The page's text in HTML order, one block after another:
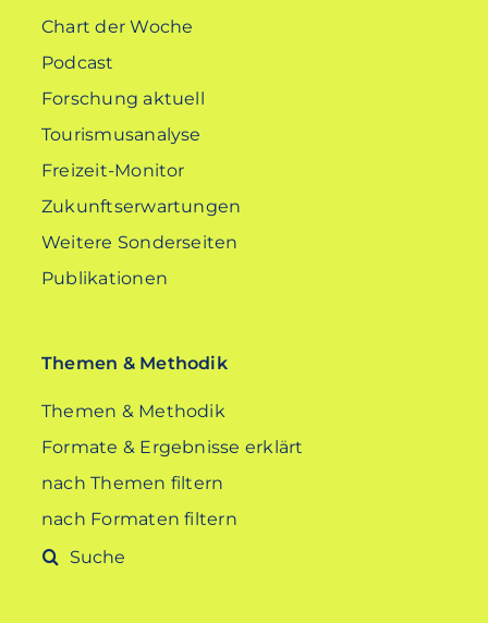
Chart der Woche
Podcast
Forschung aktuell
Tourismusanalyse
Freizeit-Monitor
Zukunftserwartungen
Weitere Sonderseiten
Publikationen
Themen & Methodik
Themen & Methodik
Formate & Ergebnisse erklärt
nach Themen filtern
nach Formaten filtern
Suche